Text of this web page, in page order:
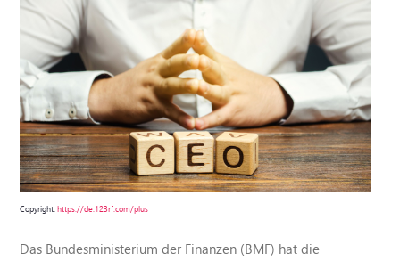
Copyright:https://de.123rf.com/plus
Das Bundesministerium der Finanzen (BMF) hat die